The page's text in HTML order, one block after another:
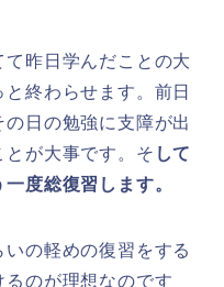
昨日学んだことの大
終わらせます。前日
日の勉強に支障が出
とが大事です。そ して
度総復習します。
の軽めの復習をする
のが理想なのです